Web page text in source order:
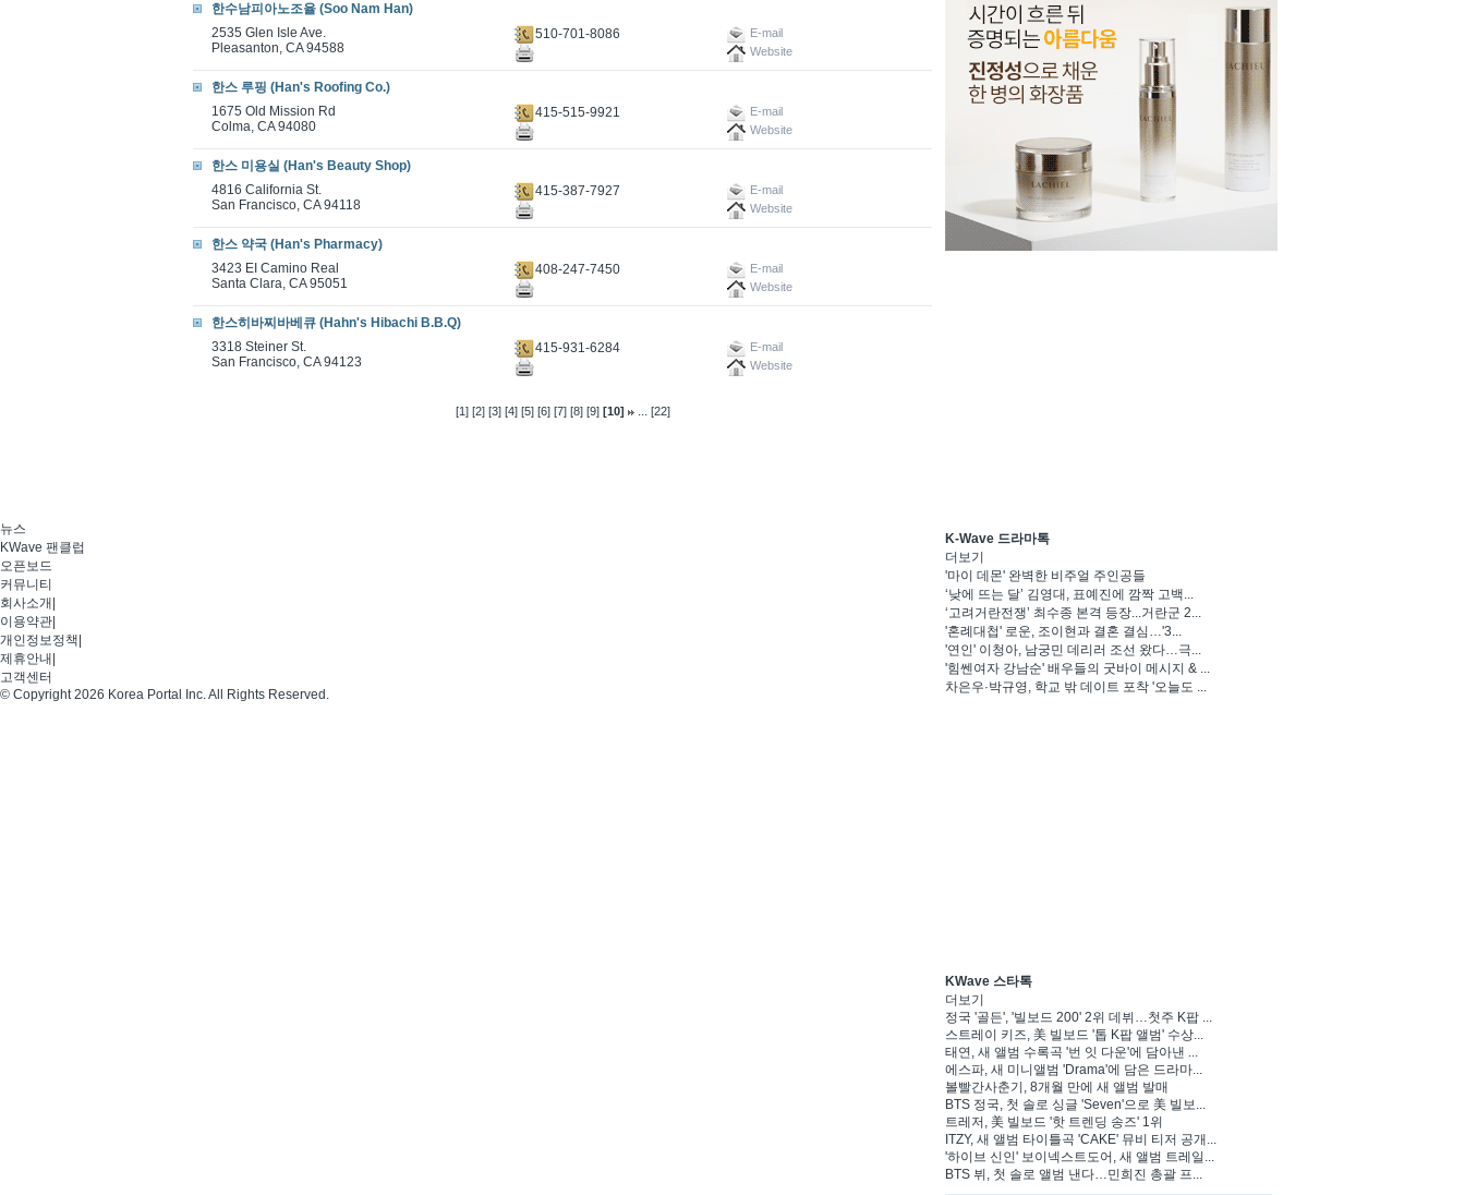
한수남피아노조율 (Soo Nam Han)
2535 Glen Isle Ave.
Pleasanton, CA 94588
510-701-8086
E-mail
Website
한스 루핑 (Han's Roofing Co.)
1675 Old Mission Rd
Colma, CA 94080
415-515-9921
E-mail
Website
한스 미용실 (Han's Beauty Shop)
4816 California St.
San Francisco, CA 94118
415-387-7927
E-mail
Website
한스 약국 (Han's Pharmacy)
3423 EI Camino Real
Santa Clara, CA 95051
408-247-7450
E-mail
Website
한스히바찌바베큐 (Hahn's Hibachi B.B.Q)
3318 Steiner St.
San Francisco, CA 94123
415-931-6284
E-mail
Website
[1] [2] [3] [4] [5] [6] [7] [8] [9] [10] ... [22]
K-Wave 드라마톡
더보기
'마이 데몬' 완벽한 비주얼 주인공들
‘낮에 뜨는 달’ 김영대, 표예진에 깜짝 고백...
‘고려거란전쟁’ 최수종 본격 등장...거란군 2...
'혼례대첩' 로운, 조이현과 결혼 결심…'3...
'연인' 이청아, 남궁민 데리러 조선 왔다…극...
'힘쎈여자 강남순' 배우들의 굿바이 메시지 & ...
차은우·박규영, 학교 밖 데이트 포착 '오늘도 ...
KWave 스타톡
더보기
정국 '골든', '빌보드 200' 2위 데뷔…첫주 K팝 ...
스트레이 키즈, 美 빌보드 '톱 K팝 앨범' 수상...
태연, 새 앨범 수록곡 '번 잇 다운'에 담아낸 ...
에스파, 새 미니앨범 'Drama'에 담은 드라마...
볼빨간사춘기, 8개월 만에 새 앨범 발매
BTS 정국, 첫 솔로 싱글 'Seven'으로 美 빌보...
트레저, 美 빌보드 '핫 트렌딩 송즈' 1위
ITZY, 새 앨범 타이틀곡 'CAKE' 뮤비 티저 공개...
'하이브 신인' 보이넥스트도어, 새 앨범 트레일...
BTS 뷔, 첫 솔로 앨범 낸다…민희진 총괄 프...
뉴스
KWave 팬클럽
오픈보드
커뮤니티
회사소개
이용약관
개인정보정책
제휴안내
고객센터
© Copyright 2026 Korea Portal Inc. All Rights Reserved.